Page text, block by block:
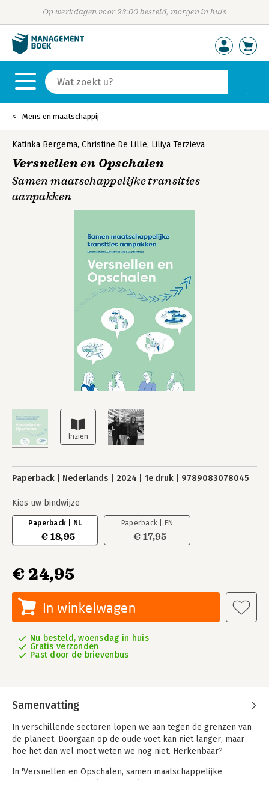
Op werkdagen voor 23:00 besteld, morgen in huis
Mens en maatschappij
Katinka Bergema, Christine De Lille, Liliya Terzieva
Versnellen en Opschalen
Samen maatschappelijke transities
aanpakken
Paperback Nederlands 2024 1e druk 9789083078045
Kies uw bindwijze
Paperback | NL
€ 18,95
Paperback | EN
€ 17,95
€ 24,95
In winkelwagen
Nu besteld, woensdag in huis
Gratis verzonden
Past door de brievenbus
Samenvatting
In verschillende sectoren lopen we aan tegen de grenzen van
de planeet. Doorgaan op de oude voet kan niet langer, maar
hoe het dan wel moet weten we nog niet. Herkenbaar?
In 'Versnellen en Opschalen, samen maatschappelijke